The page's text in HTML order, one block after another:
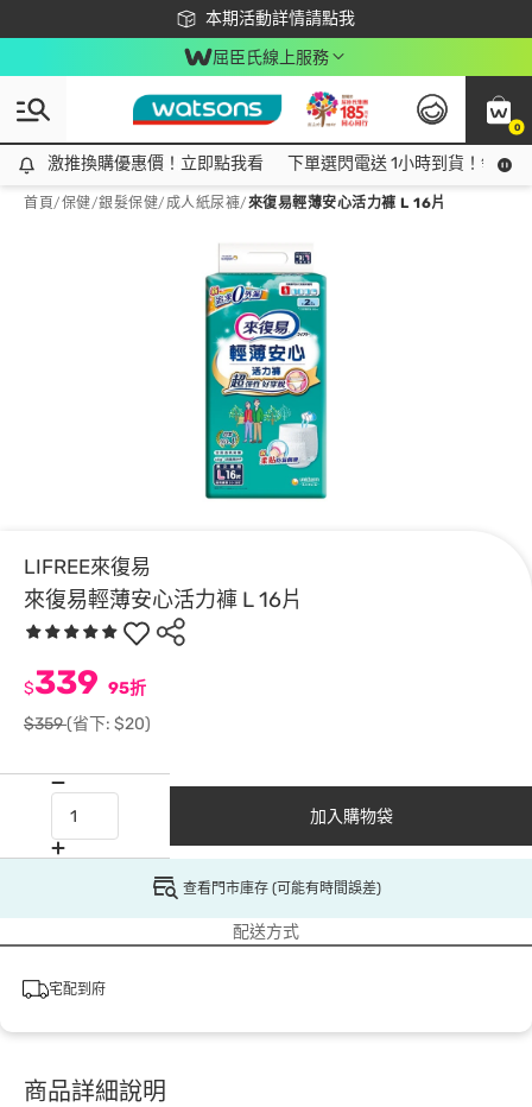
本期活動詳情請點我
下載app最高回饋$350
屈臣氏線上服務
0
激推換購優惠價！立即點我看
激推換購優惠價！立即點我看 下單選閃電送 1小時到貨！領神
首頁/保健/銀髮保健/ 成人紙尿褲/來復易輕薄安心活力褲 L 16片
LIFREE來復易
來復易輕薄安心活力褲 L 16片
$339 95折
$359(省下: $20)
加入購物袋
查看門市庫存 (可能有時間誤差)
配送方式
宅配到府
商品詳細說明